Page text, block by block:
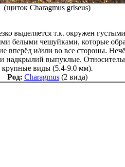
(щиток Charagmus griseus)
выделяется т.к. окружен густыми
белыми чешуйками, которые
вперёд и/или во все стороны.
надкрылий выпуклые.
крупные виды (5.4-9.0 мм).
Род: Charagmus(2 вида)